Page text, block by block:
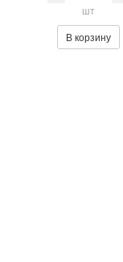
шт
В корзину